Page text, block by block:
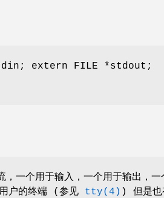
extern FILE *stdout;
一个用于输入，一个用于输出，一
用户的终端 (参见 tty(4) ) 但是也